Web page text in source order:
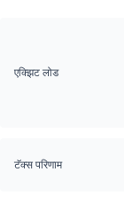
एक्झिट लोड
टॅक्स परिणाम